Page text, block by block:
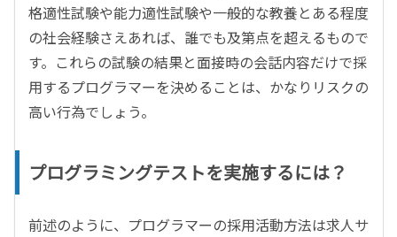
格適性試験や能力適性試験や一般的な教養とある程度
の社会経験さえあれば、誰でも及第点を超えるもので
す。これらの試験の結果と面接時の会話内容だけで採
用するプログラマーを決めることは、かなりリスクの
高い行為でしょう。
プログラミングテストを実施するには？
前述のように、プログラマーの採用活動方法は求人サ